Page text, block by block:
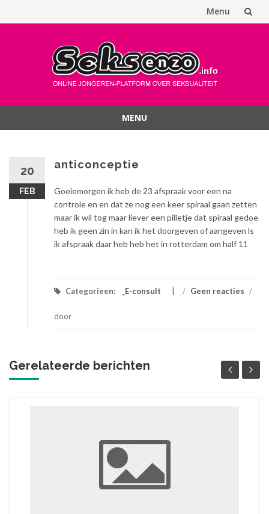
Menu
MENU
20
FEB
anticonceptie
Goeiemorgen ik heb de 23 afspraak voor een na
controle en en dat ze nog een keer spiraal gaan zetten
maar ik wil tog maar liever een pilletje dat spiraal gedoe
heb ik geen zin in kan ik het doorgeven of aangeven ls
ik afspraak daar heb heb het in rotterdam om half 11
Categorieen: _E-consult / Geen reacties /
door
Gerelateerde berichten